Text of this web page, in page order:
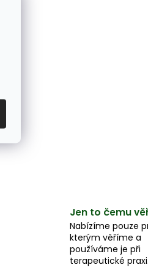
Jen to čemu
Nabízíme pouze
kterým věříme a
používáme je při
terapeutické praxi.